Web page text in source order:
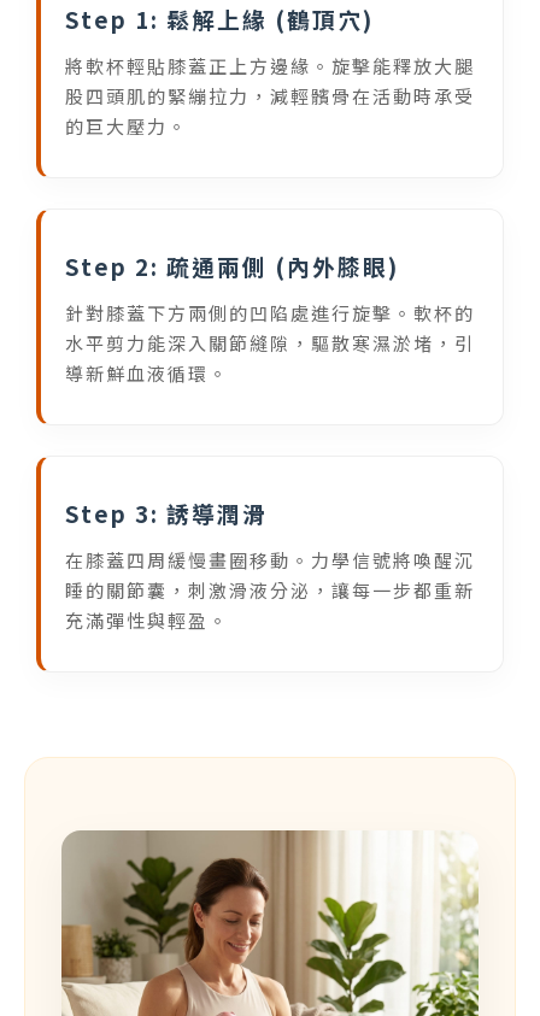
Step 1: 鬆解上緣 (鶴頂穴)
將軟杯輕貼膝蓋正上方邊緣。旋擊能釋放大腿
股四頭肌的緊繃拉力，減輕髕骨在活動時承受
的巨大壓力。
Step 2: 疏通兩側 (內外膝眼)
針對膝蓋下方兩側的凹陷處進行旋擊。軟杯的
水平剪力能深入關節縫隙，驅散寒濕淤堵，引
導新鮮血液循環。
Step 3: 誘導潤滑
在膝蓋四周緩慢畫圈移動。力學信號將喚醒沉
睡的關節囊，刺激滑液分泌，讓每一步都重新
充滿彈性與輕盈。